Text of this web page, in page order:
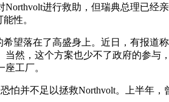
Northvolt进行救助，但瑞典总理已经
性。
希望落在了高盛身上。近日，有报道
当然，这个方案也少不了政府的参与
工厂。
怕并不足以拯救Northvolt。上半年